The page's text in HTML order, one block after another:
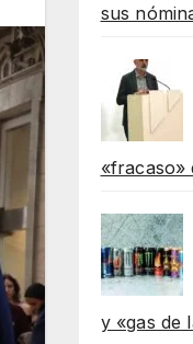
sus
«fracaso»
y «gas de